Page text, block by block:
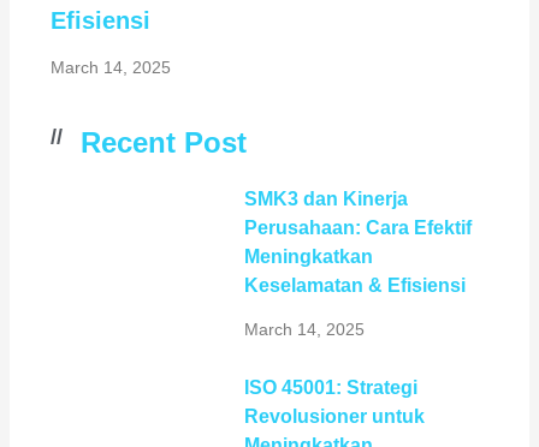
Efisiensi
March 14, 2025
// Recent Post
SMK3 dan Kinerja
Perusahaan: Cara Efektif
Meningkatkan
Keselamatan & Efisiensi
March 14, 2025
ISO 45001: Strategi
Revolusioner untuk